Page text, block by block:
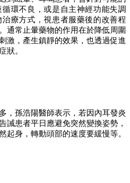
環不良，或是自主神經功能失調
療方式，視患者服藥後的改善程
通常止暈藥物的作用在於降低周圍
激，產生鎮靜的效果，也透過促進
狀。
，孫浩陽醫師表示，若因內耳發炎
誡患者平日應避免突然變換姿勢，
起身，轉動頭部的速度要緩慢等。